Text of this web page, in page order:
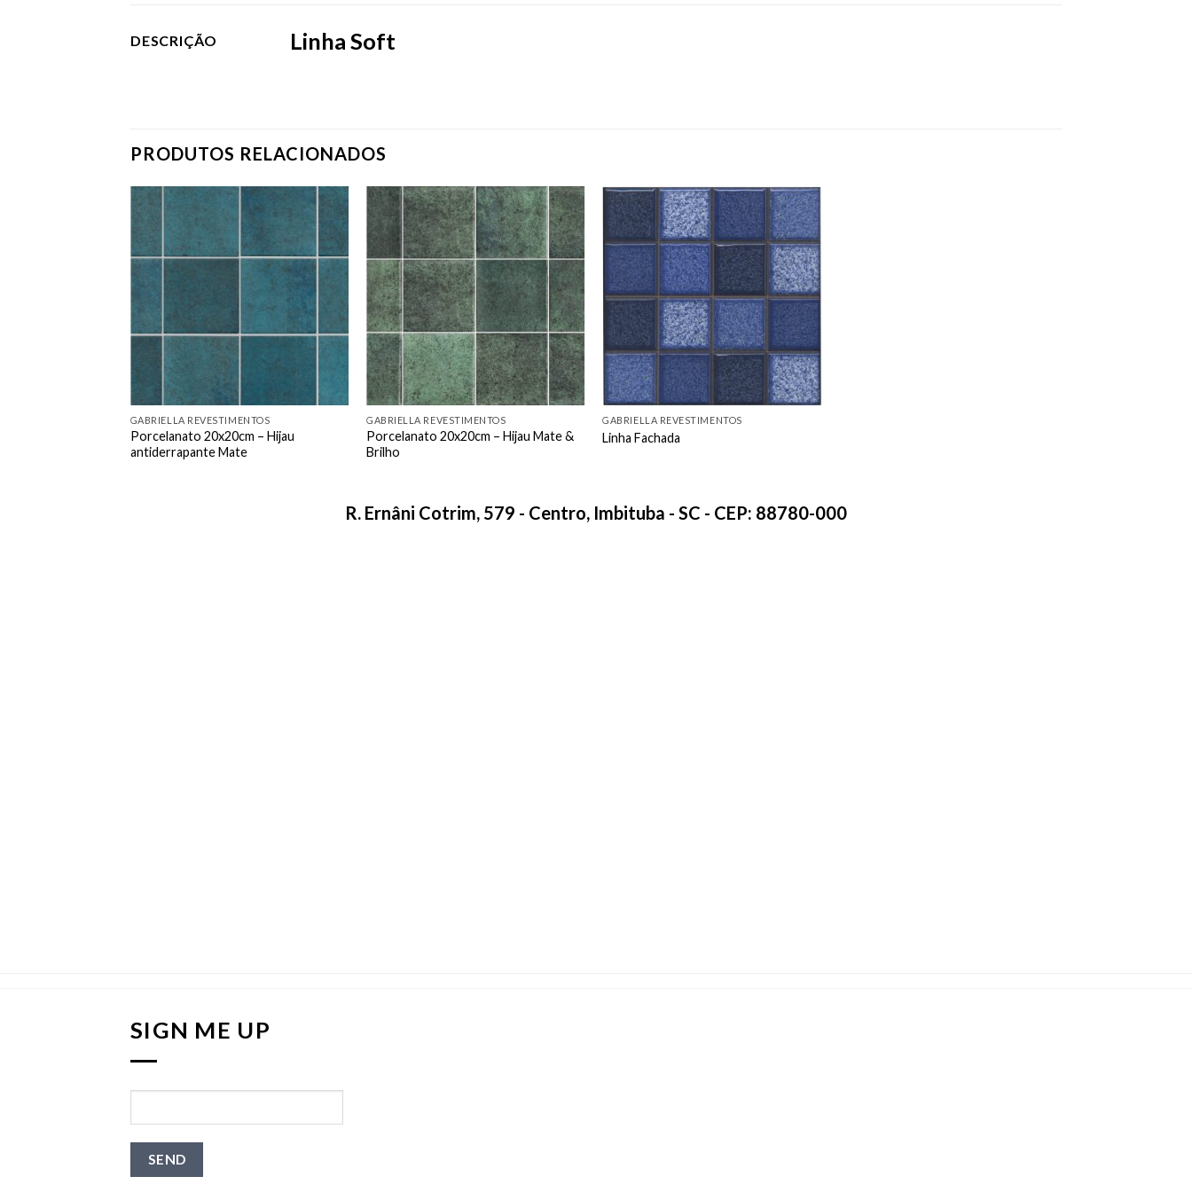
DESCRIÇÃO Linha Soft
PRODUTOS RELACIONADOS
favorito
GABRIELLA REVESTIMENTOS
Porcelanato 20x20cm – Hijau
antiderrapante Mate
Adicionar
como
favorito
GABRIELLA REVESTIMENTOS
Porcelanato 20x20cm – Hijau Mate &
Brilho
Adicionar
como
favorito
GABRIELLA REVESTIMENTOS
Linha Fachada
R. Ernâni Cotrim, 579 - Centro, Imbituba - SC - CEP: 88780-000
SIGN ME UP